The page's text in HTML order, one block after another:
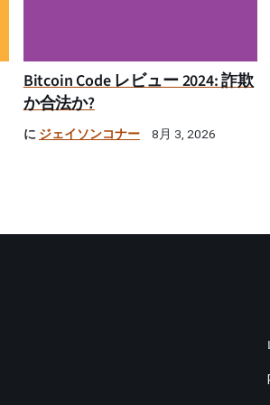
Bitcoin Code レビュー 2024: 詐欺
か合法か?
に ジェイソンコナー 8月 3, 2026